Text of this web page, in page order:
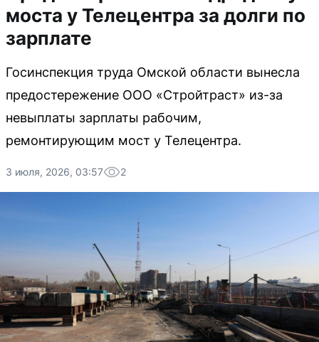
моста у Телецентра за долги по
зарплате
Госинспекция труда Омской области вынесла
предостережение ООО «Стройтраст» из-за
невыплаты зарплаты рабочим,
ремонтирующим мост у Телецентра.
3 июля, 2026, 03:57 2